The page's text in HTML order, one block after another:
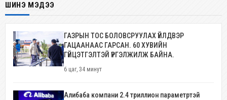
ШИНЭ МЭДЭЭ
ГАЗРЫН ТОС БОЛОВСРУУЛАХ ҮЙЛДВЭР
ГАЦААНААС ГАРСАН. 60 ХУВИЙН
ГҮЙЦЭТГЭЛТЭЙ ҮРГЭЛЖИЛЖ БАЙНА.
6 цаг, 34 минут
Алибаба компани 2.4 триллион параметртэй